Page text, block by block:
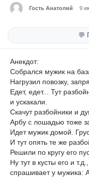
Гость Анатолий 9
💬
Анекдот:
Собрался мужик на
Нагрузил повозку,
Едет, едет... Тут
и ускакали.
Скачут разбойники и
Арбу с лошадью тоже
Идет мужик домой.
И тут опять те же
Решили по кругу его
Ну тут в кусты его и
спрашивает у мужика: